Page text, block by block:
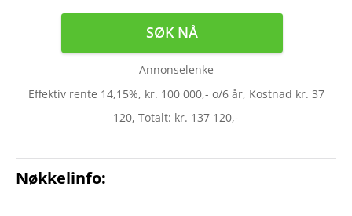
SØK NÅ
Annonselenke
Effektiv rente 14,15%, kr. 100 000,- o/6 år, Kostnad kr. 37
120, Totalt: kr. 137 120,-
Nøkkelinfo: